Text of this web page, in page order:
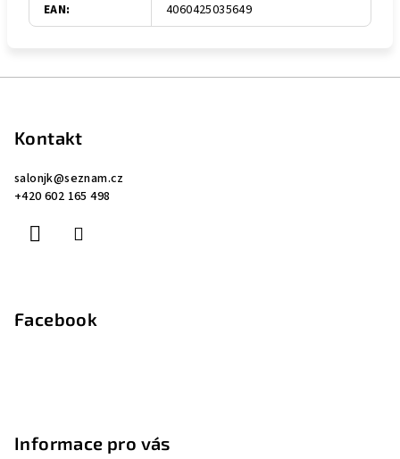
EAN: 4060425035649
Kontakt
salonjk@seznam.cz
+420 602 165 498
Facebook
Informace pro vás